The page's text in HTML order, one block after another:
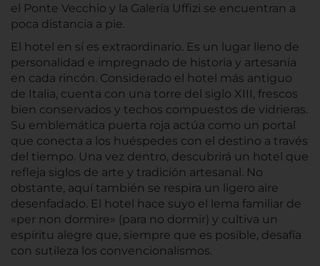
el Ponte Vecchio y la Galería Uffizi se encuentran a
poca distancia a pie.
El hotel en sí es extraordinario. Es un lugar lleno de
personalidad e impregnado de historia y artesanía
en cada rincón. Considerado el hotel más antiguo
de Italia, cuenta con una torre del siglo XIII, frescos
bien conservados y techos compuestos de vidrieras.
Su emblemática puerta roja actúa como un portal
que conecta a los huéspedes con el destino a través
del tiempo. Una vez dentro, descubrirá un hotel que
refleja siglos de arte y tradición artesanal. No
obstante, aquí también se respira un ligero aire
desenfadado. El hotel hace suyo el lema familiar de
«per non dormire» (para no dormir) y cultiva un
espíritu alegre que, siempre que es posible, desafía
con sutileza los convencionalismos.